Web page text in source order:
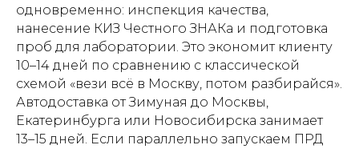
одновременно: инспекция качества,
нанесение КИЗ Честного ЗНАКа и подготовка
проб для лаборатории. Это экономит клиенту
10–14 дней по сравнению с классической
схемой «вези всё в Москву, потом разбирайся».
Автодоставка от Зимуная до Москвы,
Екатеринбурга или Новосибирска занимает
13–15 дней. Если параллельно запускаем ПРД